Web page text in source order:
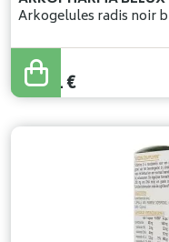
13,76
11,01€